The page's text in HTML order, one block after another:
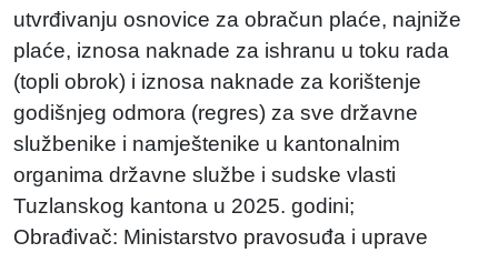
utvrđivanju osnovice za obračun plaće, najniže
plaće, iznosa naknade za ishranu u toku rada
(topli obrok) i iznosa naknade za korištenje
godišnjeg odmora (regres) za sve državne
službenike i namještenike u kantonalnim
organima državne službe i sudske vlasti
Tuzlanskog kantona u 2025. godini;
Obrađivač: Ministarstvo pravosuđa i uprave